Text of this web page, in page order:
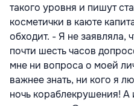
такого уровня и пишут
косметички в каюте
обходит. - Я не заявляла,
почти шесть часов
мне ни вопроса о моей
важнее знать, ни кого я
ночь кораблекрушения! А